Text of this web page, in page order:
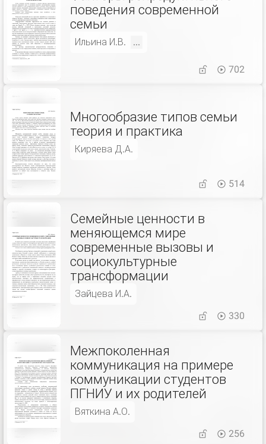
поведения современной
семьи
Ильина И.В. ...
702
Многообразие типов семьи
теория и практика
Киряева Д.А.
514
Семейные ценности в
меняющемся мире
современные вызовы и
социокультурные
трансформации
Зайцева И.А.
330
Межпоколенная
коммуникация на примере
коммуникации студентов
ПГНИУ и их родителей
Вяткина А.О.
256